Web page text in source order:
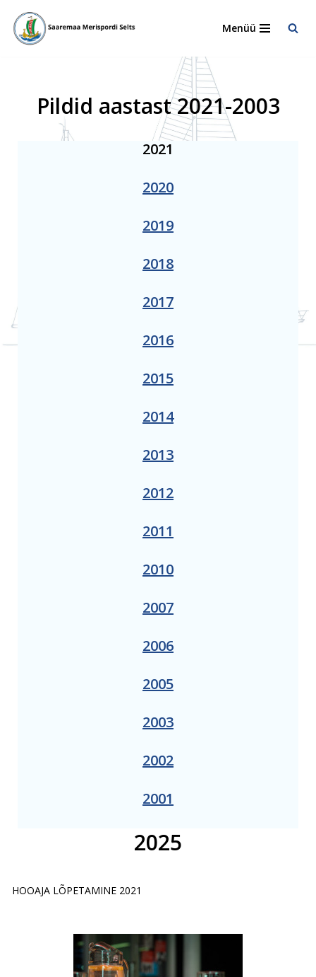
Skip
Menüü
Pildid aastast 2021-2003
2021
2020
2019
2018
2017
2016
2015
2014
2013
2012
2011
2010
2007
2006
2005
2003
2002
2001
2025
HOOAJA LÕPETAMINE 2021